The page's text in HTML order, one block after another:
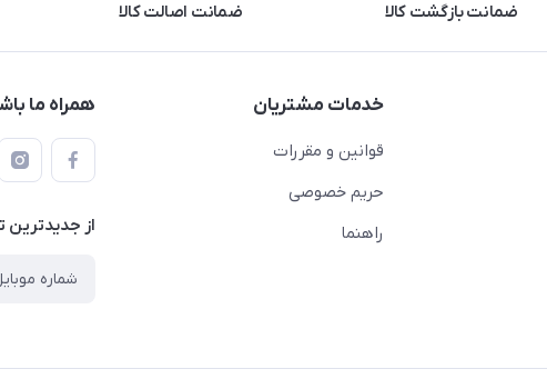
ضمانت بازگشت کالا ضمانت اصالت کالا
خدمات مشتریان
قوانین و مقررات
حریم خصوصی
راهنما
همراه ما
از جدید‌ترین